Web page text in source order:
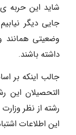
شاید این حربه ی
جایی دیگر
وضعیتی
داشته باشند.
جالب اینکه بر
التحصیلان این
رشته از نظر
این اطلاعات